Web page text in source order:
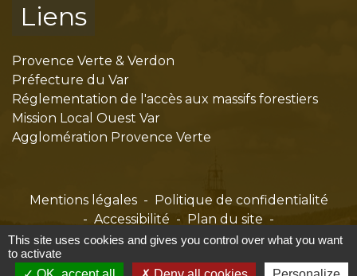
Liens
Provence Verte & Verdon
Préfecture du Var
Réglementation de l'accès aux massifs forestiers
Mission Local Ouest Var
Agglomération Provence Verte
Mentions légales -
Politique de confidentialité
- Accessibilité - Plan du site -
Gestion des cookies
This site uses cookies and gives you control over what you want
to activate